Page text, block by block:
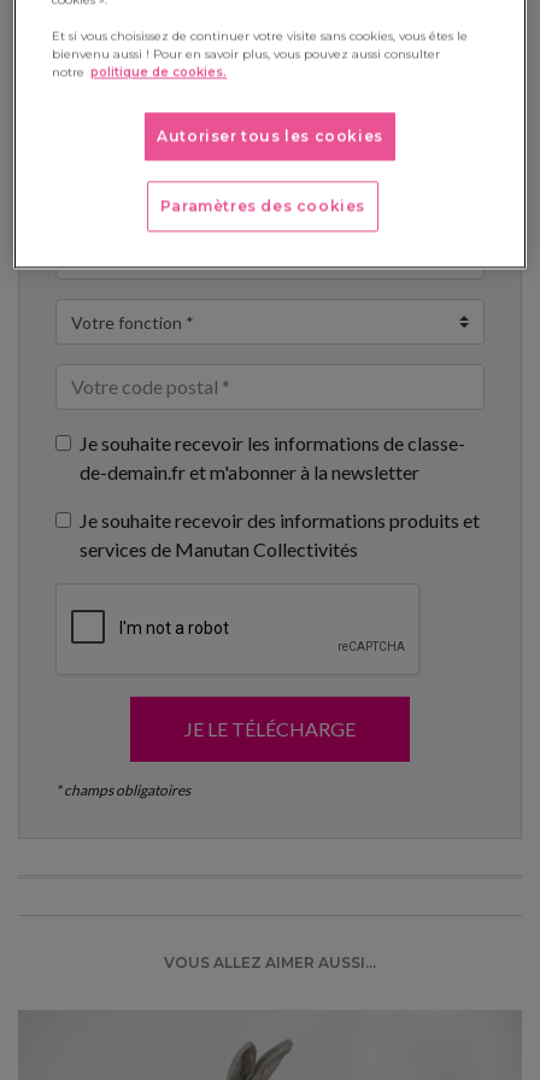
Téléchargement
Je souhaite recevoir les informations de classe-
de-demain.fr et m'abonner à la newsletter
Je souhaite recevoir des informations produits et
services de Manutan Collectivités
JE LE TÉLÉCHARGE
* champs obligatoires
VOUS ALLEZ AIMER AUSSI...
Et si vous choisissez de continuer votre visite sans cookies, vous êtes le
bienvenu aussi ! Pour en savoir plus, vous pouvez aussi consulter
notre politique de cookies.
Autoriser tous les cookies
Paramètres des cookies